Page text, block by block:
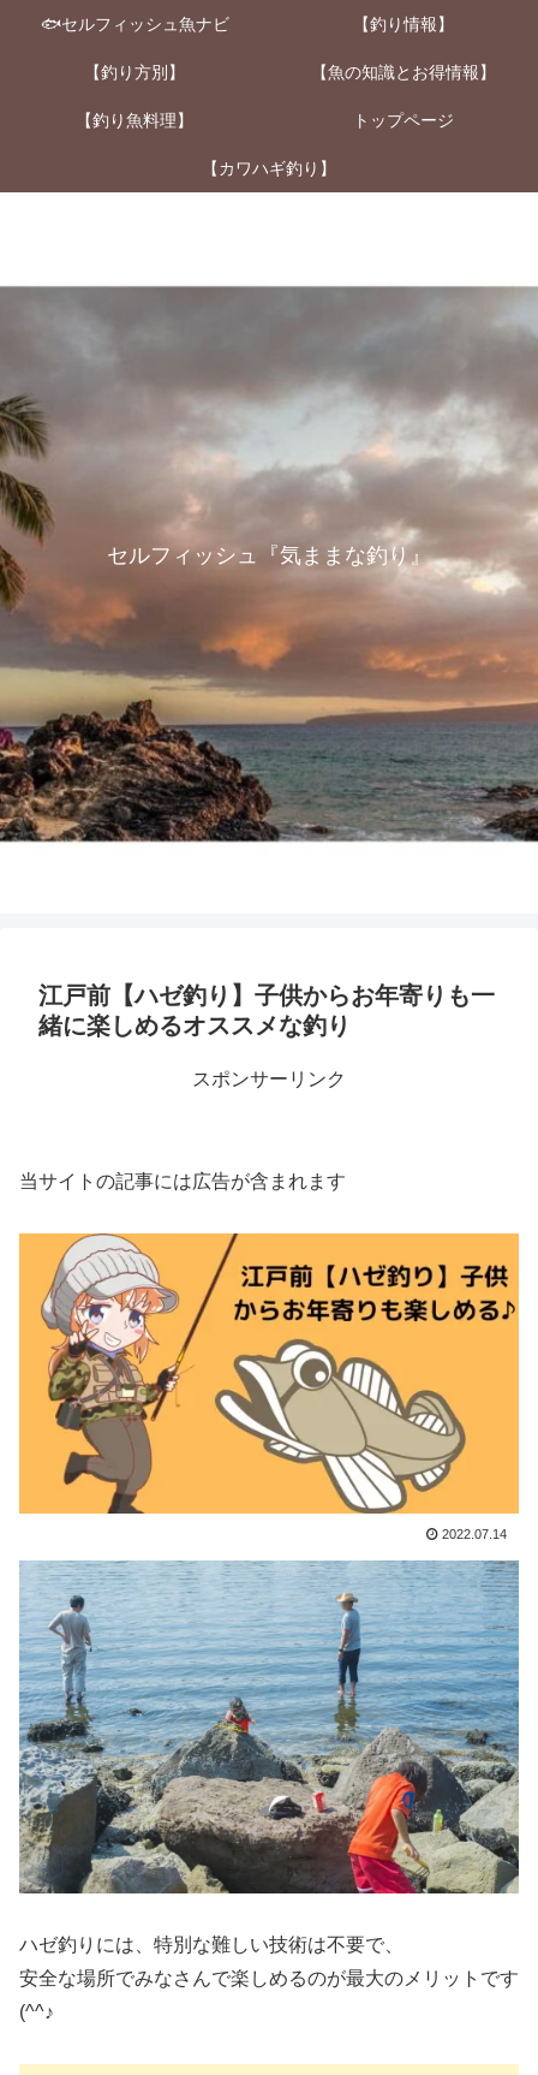
セルフィッシュ『気ままな釣り』
🐟セルフィッシュ魚ナビ 【釣り情報】
【釣り方別】 【魚の知識とお得情報】
【釣り魚料理】 トップページ
【カワハギ釣り】
江戸前【ハゼ釣り】子供からお年寄りも一
緒に楽しめるオススメな釣り
スポンサーリンク
当サイトの記事には広告が含まれます
2022.07.14
ハゼ釣りには、特別な難しい技術は不要で、
安全な場所でみなさんで楽しめるのが最大のメリットです
(^^♪